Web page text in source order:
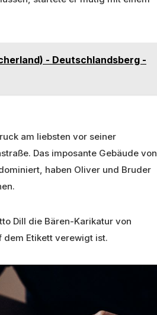
- Deutschlandsberg -
am liebsten vor seiner
Das imposante Gebäude von
haben Oliver und Bruder
Dill die Bären-Karikatur von
dem Etikett verewigt ist.